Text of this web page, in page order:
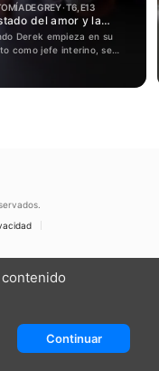
DE GREY · T6, E13
del amor y la
Derek empieza en su
como jefe interino, se
se ha despertado en
Continuar